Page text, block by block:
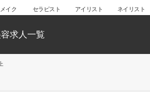
イク セラピスト アイリスト ネイリスト
求人一覧